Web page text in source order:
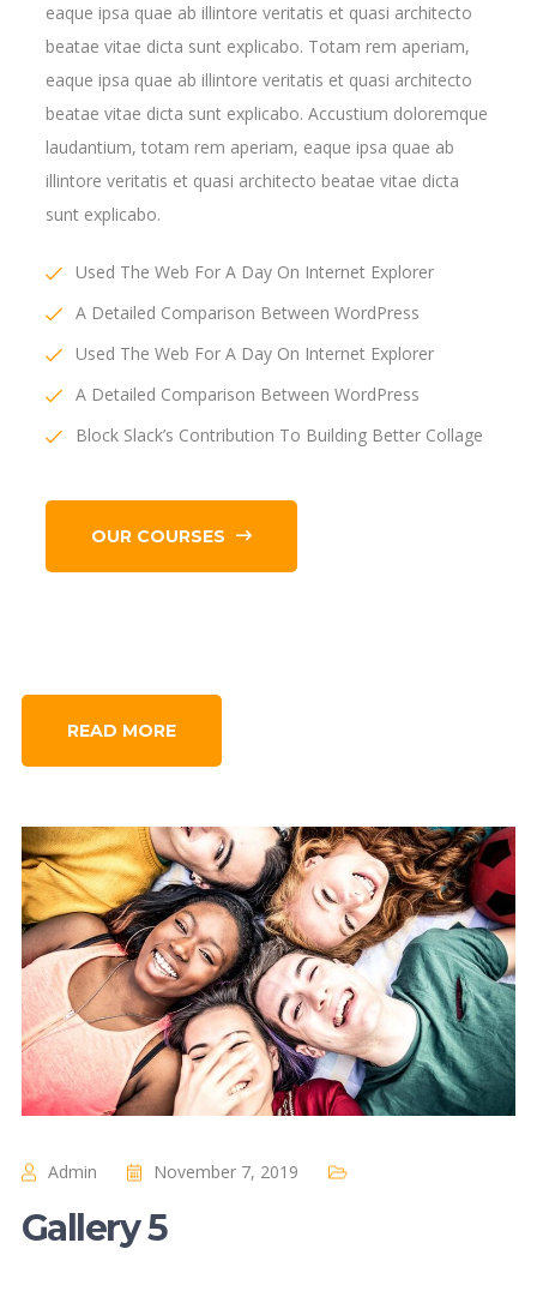
eaque ipsa quae ab illintore veritatis et quasi architecto
beatae vitae dicta sunt explicabo. Totam rem aperiam,
eaque ipsa quae ab illintore veritatis et quasi architecto
beatae vitae dicta sunt explicabo. Accustium doloremque
laudantium, totam rem aperiam, eaque ipsa quae ab
illintore veritatis et quasi architecto beatae vitae dicta
sunt explicabo.
Used The Web For A Day On Internet Explorer
A Detailed Comparison Between WordPress
Used The Web For A Day On Internet Explorer
A Detailed Comparison Between WordPress
Block Slack’s Contribution To Building Better Collage
OUR COURSES
READ MORE
Admin November 7, 2019
Gallery 5